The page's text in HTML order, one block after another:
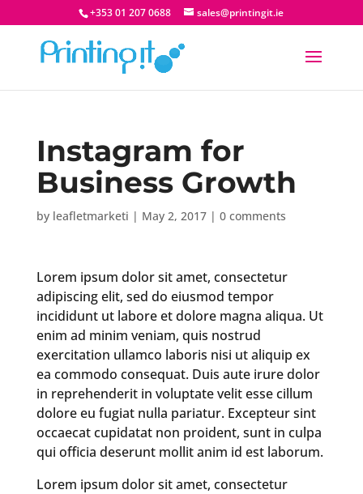
+353 01 207 0688 sales@printingit.ie
Instagram for
Business Growth
by leafletmarketi | May 2, 2017| 0 comments
Lorem ipsum dolor sit amet, consectetur
adipiscing elit, sed do eiusmod tempor
incididunt ut labore et dolore magna aliqua. Ut
enim ad minim veniam, quis nostrud
exercitation ullamco laboris nisi ut aliquip ex
ea commodo consequat. Duis aute irure dolor
in reprehenderit in voluptate velit esse cillum
dolore eu fugiat nulla pariatur. Excepteur sint
occaecat cupidatat non proident, sunt in culpa
qui officia deserunt mollit anim id est laborum.
Lorem ipsum dolor sit amet, consectetur